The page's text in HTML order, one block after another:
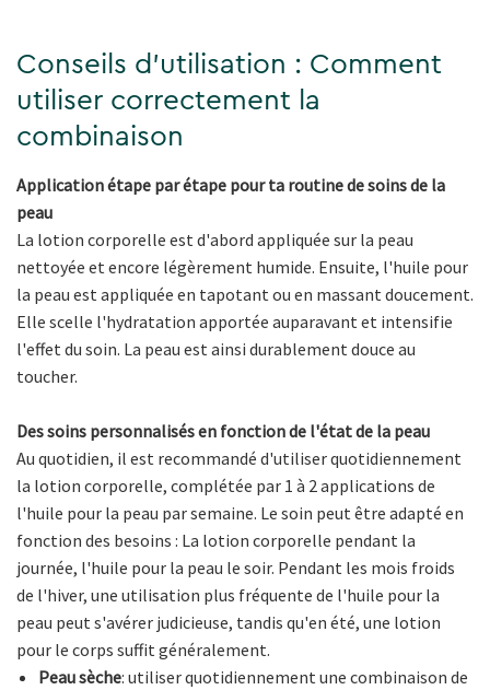
Conseils d'utilisation : Comment
utiliser correctement la
combinaison
Application étape par étape pour ta routine de soins de la
peau
La lotion corporelle est d'abord appliquée sur la peau
nettoyée et encore légèrement humide. Ensuite, l'huile pour
la peau est appliquée en tapotant ou en massant doucement.
Elle scelle l'hydratation apportée auparavant et intensifie
l'effet du soin. La peau est ainsi durablement douce au
toucher.
Des soins personnalisés en fonction de l'état de la peau
Au quotidien, il est recommandé d'utiliser quotidiennement
la lotion corporelle, complétée par 1 à 2 applications de
l'huile pour la peau par semaine. Le soin peut être adapté en
fonction des besoins : La lotion corporelle pendant la
journée, l'huile pour la peau le soir. Pendant les mois froids
de l'hiver, une utilisation plus fréquente de l'huile pour la
peau peut s'avérer judicieuse, tandis qu'en été, une lotion
pour le corps suffit généralement.
Peau sèche: utiliser quotidiennement une combinaison de